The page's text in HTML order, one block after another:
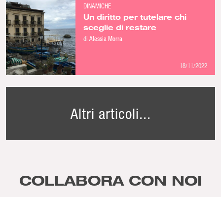
DINAMICHE
Un diritto per tutelare chi
sceglie di restare
diAlessia Morra
18/11/2022
Altri articoli...
COLLABORA CON NOI